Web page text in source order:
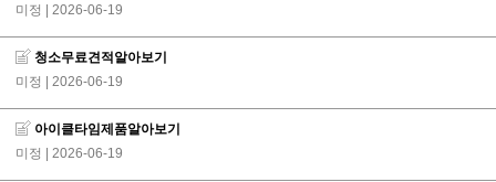
미정 | 2026-06-19
청소무료견적알아보기
미정 | 2026-06-19
아이클타임제품알아보기
미정 | 2026-06-19